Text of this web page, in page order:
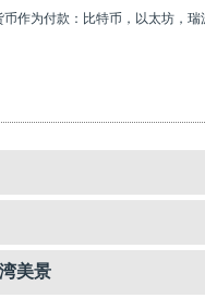
作为付款：比特币，以太坊，瑞
美景